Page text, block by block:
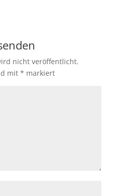
nicht veröffentlicht.
mit * markiert